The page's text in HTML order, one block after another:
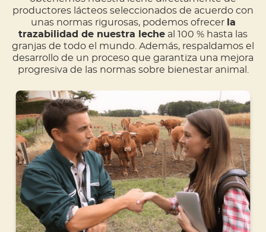
productores lácteos seleccionados de acuerdo con
unas normas rigurosas, podemos ofrecer la
trazabilidad de nuestra leche al 100 % hasta las
granjas de todo el mundo. Además, respaldamos el
desarrollo de un proceso que garantiza una mejora
progresiva de las normas sobre bienestar animal.